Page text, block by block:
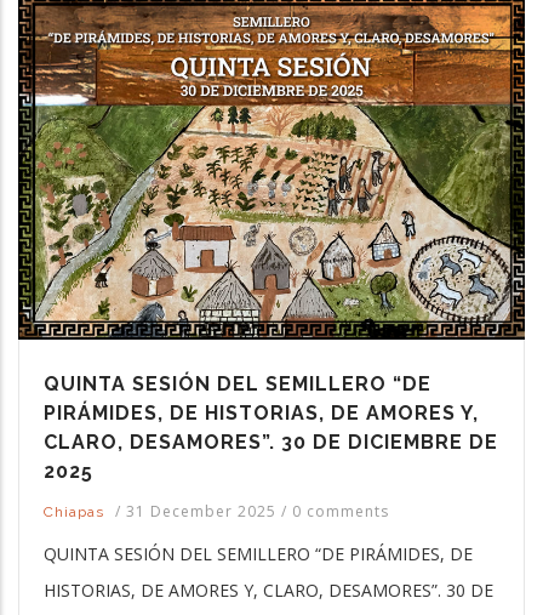
QUINTA SESIÓN DEL SEMILLERO “DE
PIRÁMIDES, DE HISTORIAS, DE AMORES Y,
CLARO, DESAMORES”. 30 DE DICIEMBRE DE
2025
Chiapas / 31 December 2025 / 0 comments
QUINTA SESIÓN DEL SEMILLERO “DE PIRÁMIDES, DE
HISTORIAS, DE AMORES Y, CLARO, DESAMORES”. 30 DE